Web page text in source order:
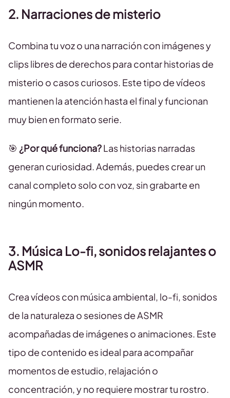
2. Narraciones de misterio
Combina tu voz o una narración con imágenes y
clips libres de derechos para contar historias de
misterio o casos curiosos. Este tipo de vídeos
mantienen la atención hasta el final y funcionan
muy bien en formato serie.
🎯 ¿Por qué funciona?Las historias narradas
generan curiosidad. Además, puedes crear un
canal completo solo con voz, sin grabarte en
ningún momento.
3. Música Lo-fi, sonidos relajantes o
ASMR
Crea vídeos con música ambiental, lo-fi, sonidos
de la naturaleza o sesiones de ASMR
acompañadas de imágenes o animaciones. Este
tipo de contenido es ideal para acompañar
momentos de estudio, relajación o
concentración, y no requiere mostrar tu rostro.